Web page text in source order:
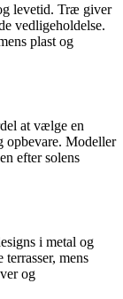
levetid. Træ giver
vedligeholdelse.
plast og
at vælge en
opbevare. Modeller
efter solens
i metal og
mens
og